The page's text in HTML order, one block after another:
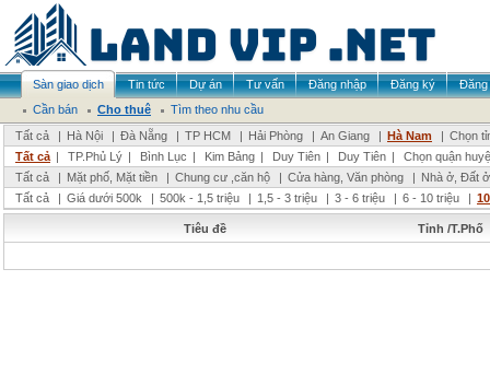
Sàn giao dịch Tin tức Dự án Tư vấn Đăng nhập Đăng ký
Đăng
Cần bán
Cho thuê
Tìm theo nhu cầu
Tất cả
| Hà Nội | Đà Nẵng | TP HCM | Hải Phòng | An Giang | Hà Nam | Chọn
Tất cả | TP.Phủ Lý | Bình Lục | Kim Bảng | Duy Tiên | Duy Tiên |
Chọn quận
Tất cả
| Mặt phố, Mặt tiền | Chung cư ,căn hộ | Cửa hàng, Văn phòng | Nhà ở, Đất ở
Tất cả
| Giá dưới 500k | 500k - 1,5 triệu | 1,5 - 3 triệu | 3 - 6 triệu | 6 - 10 triệu |
Tiêu đề Tỉnh /T.Phố